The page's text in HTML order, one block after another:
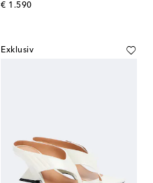
€ 1.590
original price
Exklusiv